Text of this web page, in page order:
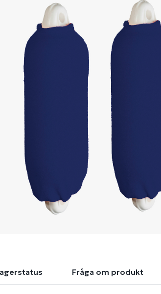
Fråga om produkt